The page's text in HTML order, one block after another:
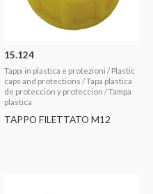
15.124
Tappi in plastica e protezioni / Plastic
caps and protections / Tapa plastica
de proteccion y proteccion / Tampa
plastica
TAPPO FILETTATO M12